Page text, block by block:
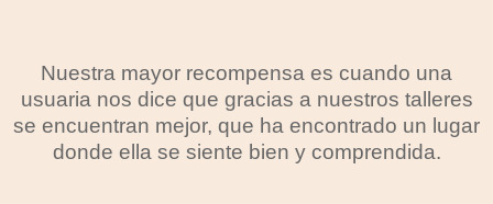
Nuestra mayor recompensa es cuando una
usuaria nos dice que gracias a nuestros talleres
se encuentran mejor, que ha encontrado un lugar
donde ella se siente bien y comprendida.